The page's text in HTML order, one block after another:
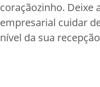
coraçãozinho. Deixe
empresarial cuidar
nível da sua